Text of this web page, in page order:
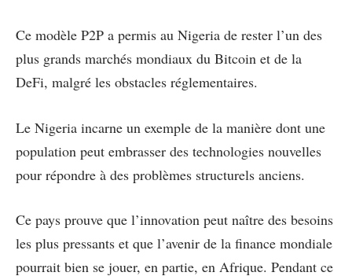
Ce modèle P2P a permis au Nigeria de rester l’un des
plus grands marchés mondiaux du Bitcoin et de la
DeFi, malgré les obstacles réglementaires.
Le Nigeria incarne un exemple de la manière dont une
population peut embrasser des technologies nouvelles
pour répondre à des problèmes structurels anciens.
Ce pays prouve que l’innovation peut naître des besoins
les plus pressants et que l’avenir de la finance mondiale
pourrait bien se jouer, en partie, en Afrique. Pendant ce